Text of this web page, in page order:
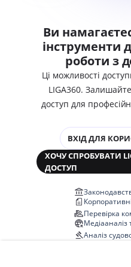
Ви
інструменти
роботи з
Ці можливості
LIGA360.
доступ для
ВХІД ДЛЯ
ХОЧУ СПРОБУВАТИ
ДОСТУП
Перевірка
Медіааналіз
Аналіз